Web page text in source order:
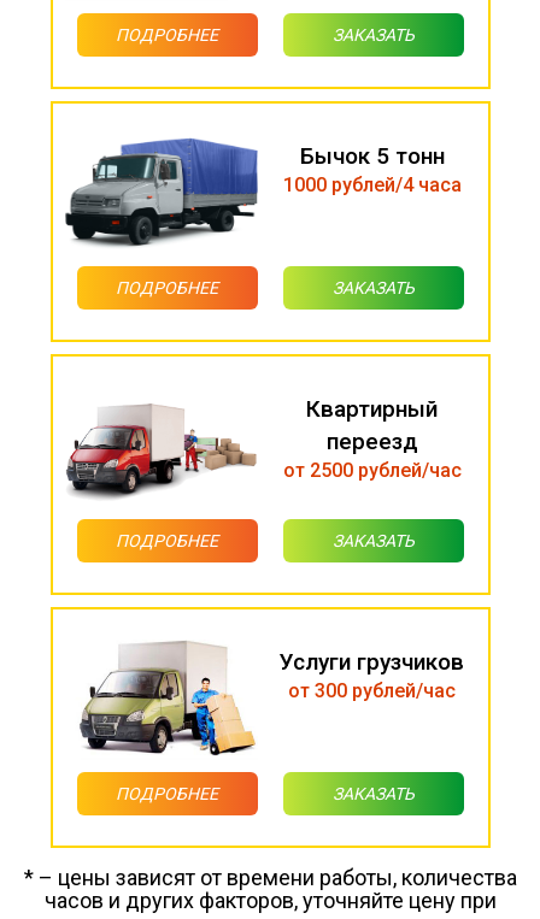
ПОДРОБНЕЕ ЗАКАЗАТЬ
Бычок 5 тонн
1000 рублей/4 часа
ПОДРОБНЕЕ ЗАКАЗАТЬ
Квартирный
переезд
от 2500 рублей/час
ПОДРОБНЕЕ ЗАКАЗАТЬ
Услуги грузчиков
от 300 рублей/час
ПОДРОБНЕЕ ЗАКАЗАТЬ
* – цены зависят от времени работы, количества
часов и других факторов, уточняйте цену при